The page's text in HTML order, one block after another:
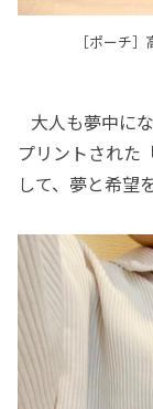
［ポーチ
大人も夢中に
プリントされた
して、夢と希望